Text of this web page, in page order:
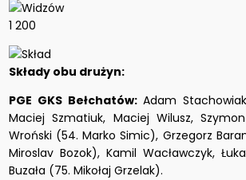
1 200
Składy obu drużyn:
PGE GKS Bełchatów:Adam
Maciej Szmatiuk, Maciej Wilusz,
Wroński (54. Marko Simic), Grzegorz
Miroslav Bozok), Kamil Wacławczyk,
Buzała (75. Mikołaj Grzelak).